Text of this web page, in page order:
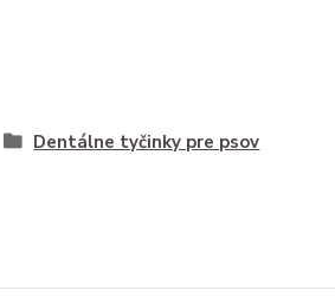
Dentálne tyčinky pre psov